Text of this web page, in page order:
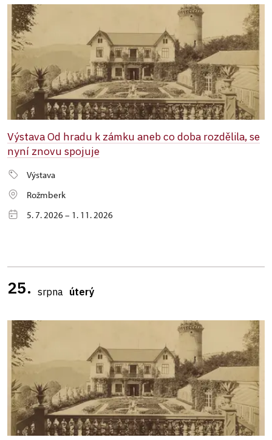
Výstava Od hradu k zámku aneb co doba rozdělila, se
nyní znovu spojuje
Výstava
Rožmberk
5. 7. 2026 – 1. 11. 2026
25. srpna úterý